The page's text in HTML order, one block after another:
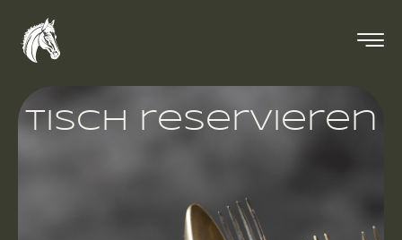
tisch reservieren